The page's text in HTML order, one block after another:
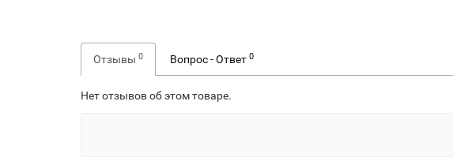
Отзывы 0 Вопрос - Ответ 0
Нет отзывов об этом товаре.